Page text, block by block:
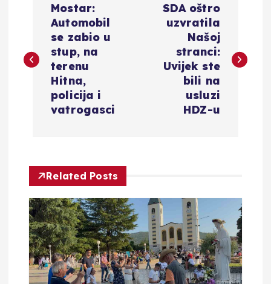
v
c
a
Mostar:
Automobil
se zabio u
stup, na
terenu
Hitna,
policija i
vatrogasci
SDA oštro
uzvratila
Našoj
stranci:
Uvijek ste
bili na
usluzi
HDZ-u
Related Posts